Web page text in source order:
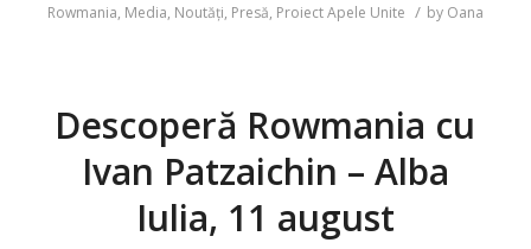
Rowmania, Media, Noutăți, Presă, Proiect Apele Unite / by Oana
Descoperă Rowmania cu
Ivan Patzaichin – Alba
Iulia, 11 august